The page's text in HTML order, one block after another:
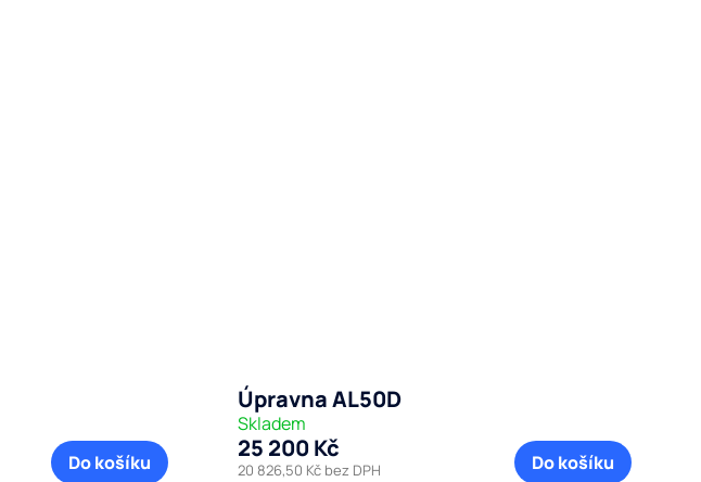
Do košíku
Úpravna AL50D
Skladem
20 826,50 Kč bez DPH
25 200 Kč Do košíku